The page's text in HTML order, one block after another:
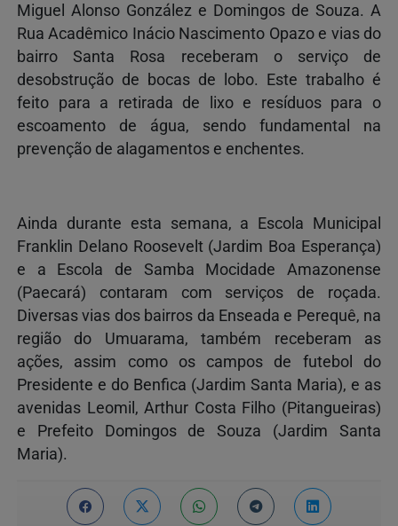
Miguel Alonso González e Domingos de Souza. A
Rua Acadêmico Inácio Nascimento Opazo e vias do
bairro Santa Rosa receberam o serviço de
desobstrução de bocas de lobo. Este trabalho é
feito para a retirada de lixo e resíduos para o
escoamento de água, sendo fundamental na
prevenção de alagamentos e enchentes.
Ainda durante esta semana, a Escola Municipal
Franklin Delano Roosevelt (Jardim Boa Esperança)
e a Escola de Samba Mocidade Amazonense
(Paecará) contaram com serviços de roçada.
Diversas vias dos bairros da Enseada e Perequê, na
região do Umuarama, também receberam as
ações, assim como os campos de futebol do
Presidente e do Benfica (Jardim Santa Maria), e as
avenidas Leomil, Arthur Costa Filho (Pitangueiras)
e Prefeito Domingos de Souza (Jardim Santa
Maria).